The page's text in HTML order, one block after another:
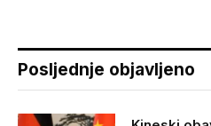
Posljednje objavljeno